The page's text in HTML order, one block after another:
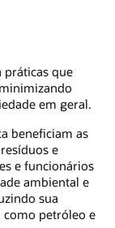
práticas que
em geral.
beneficiam as
e
e funcionários
ambiental e
sua
como petróleo e